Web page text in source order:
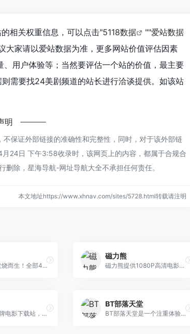
相关权重信息，可以点击"5118数据 ""爱站数据
大家请以爱站数据为准，更多网站价值评估因素
用户体验等；当然要评估一个站的价值，最主要
需要找24美剧频道的站长进行洽谈提供。如该站
明
保证外部链接的准确性和完整性，同时，对于该外部链
24日 下午3:58收录时，该网页上的内容，都属于合规合
除，星海导航-网址导航大全不承担任何责任。
本文地址https://www.xhnav.com/sites/5728.html转载请注明
迅雷4K|为发烧而生！全部4K极致画质！本站免费分享最新4K电影、4K杜比视界美剧，蓝光原盘超高清无水印
磁力熊
磁力熊提供1080P高清电影磁力迅雷下载,豆瓣Top250及豆瓣高分电影1080P高清磁力下载。
uump4是老牌电影下载站，是悠悠鸟、久久MP4、电影天堂官方网站，每日更新2019年最新电影电视剧，720p|1080p|4K 等超高清分辨率电影电视剧迅雷下载、bt种子网盘离线下载等资源。支持手机、ipad访问。
BT部落天堂
BT部落天堂是一个注重体验与质量的影视资源下载网站，每天更新720p、1080p，蓝光高清等电影种子资源